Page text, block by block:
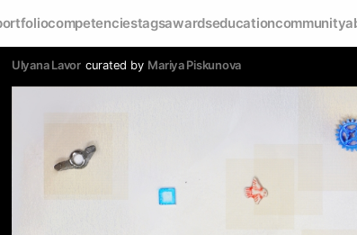
competenciestagsawardseducationcommunity
Ulyana Lavor curated by Mariya Piskunova